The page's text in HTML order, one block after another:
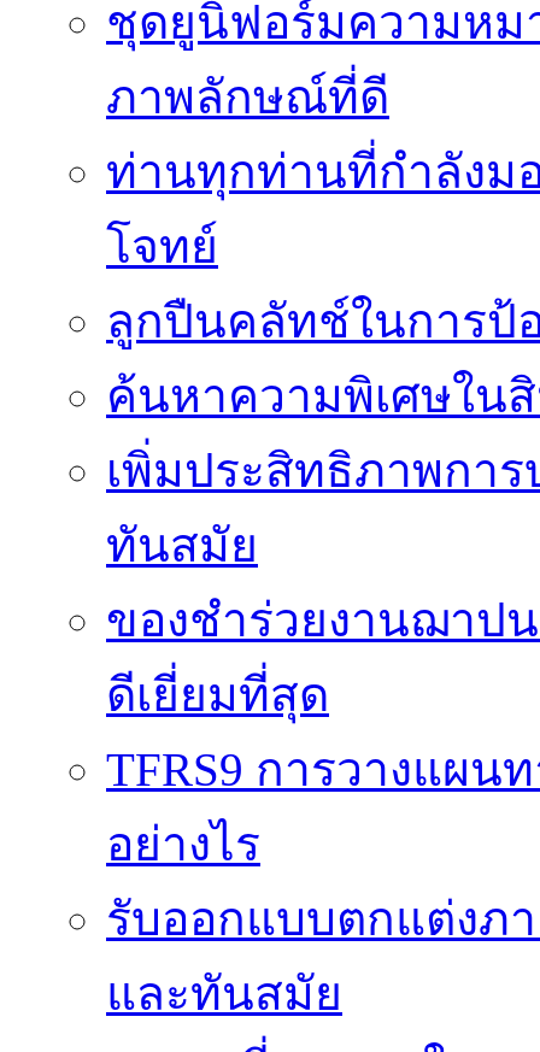
ชุดยูนิฟอร์มความหม
ภาพลักษณ์ที่ดี
ท่านทุกท่านที่กำลังม
โจทย์
ลูกปืนคลัทช์ในการป้
ค้นหาความพิเศษใน
เพิ่มประสิทธิภาพกา
ทันสมัย
ของชำร่วยงานฌาป
ดีเยี่ยมที่สุด
TFRS9 การวางแผน
อย่างไร
รับออกแบบตกแต่งภ
และทันสมัย